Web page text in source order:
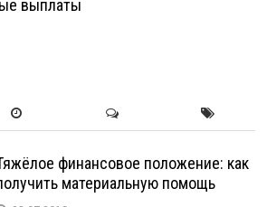
выплаты
финансовое положение: как
материальную помощь